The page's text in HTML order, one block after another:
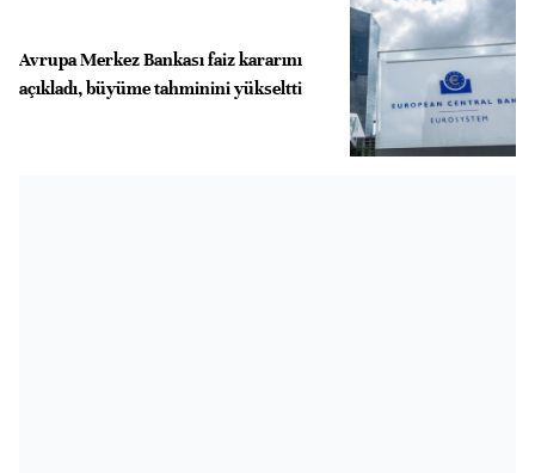
Avrupa Merkez Bankası faiz kararını
açıkladı, büyüme tahminini yükseltti